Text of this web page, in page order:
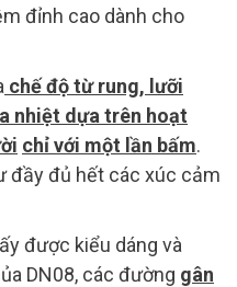
đỉnh cao dành cho
chế độ từ rung, lưỡi
nhiệt dựa trên hoạt
chỉ với một lần bấm.
đầy đủ hết các xúc cảm
được kiểu dáng và
DN08, các đường gân